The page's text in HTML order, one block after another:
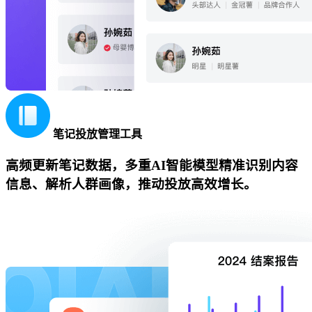
笔记投放管理工具
高频更新笔记数据，多重AI智能模型精准识别内容
信息、解析人群画像，推动投放高效增长。